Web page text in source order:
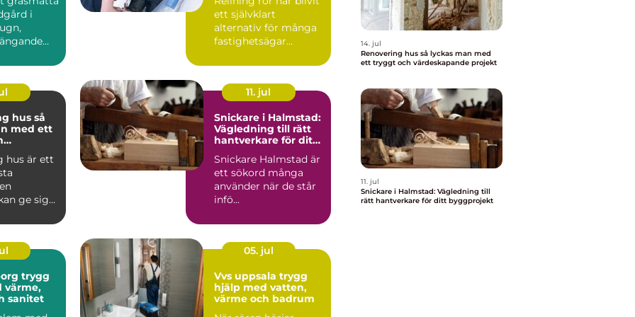
i
ett självklart
alternativ för många
fastighetsägar...
så
med ett
hus är ett
ge sig
11. jul
Snickare i Halmstad:
Vägledning till rätt
hantverkare för ditt
Snickare Halmstad är
ett sökord många
använder när de står
infö...
värme,
sanitet
05. jul
Vvs uppsala trygg
hjälp med vatten,
värme och badrum
14. jul
Renovering hus så lyckas man med
ett tryggt och värdeskapande projekt
11. jul
Snickare i Halmstad: Vägledning till
rätt hantverkare för ditt byggprojekt